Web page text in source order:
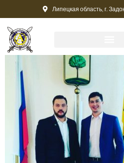
Липецкая область, г.
3